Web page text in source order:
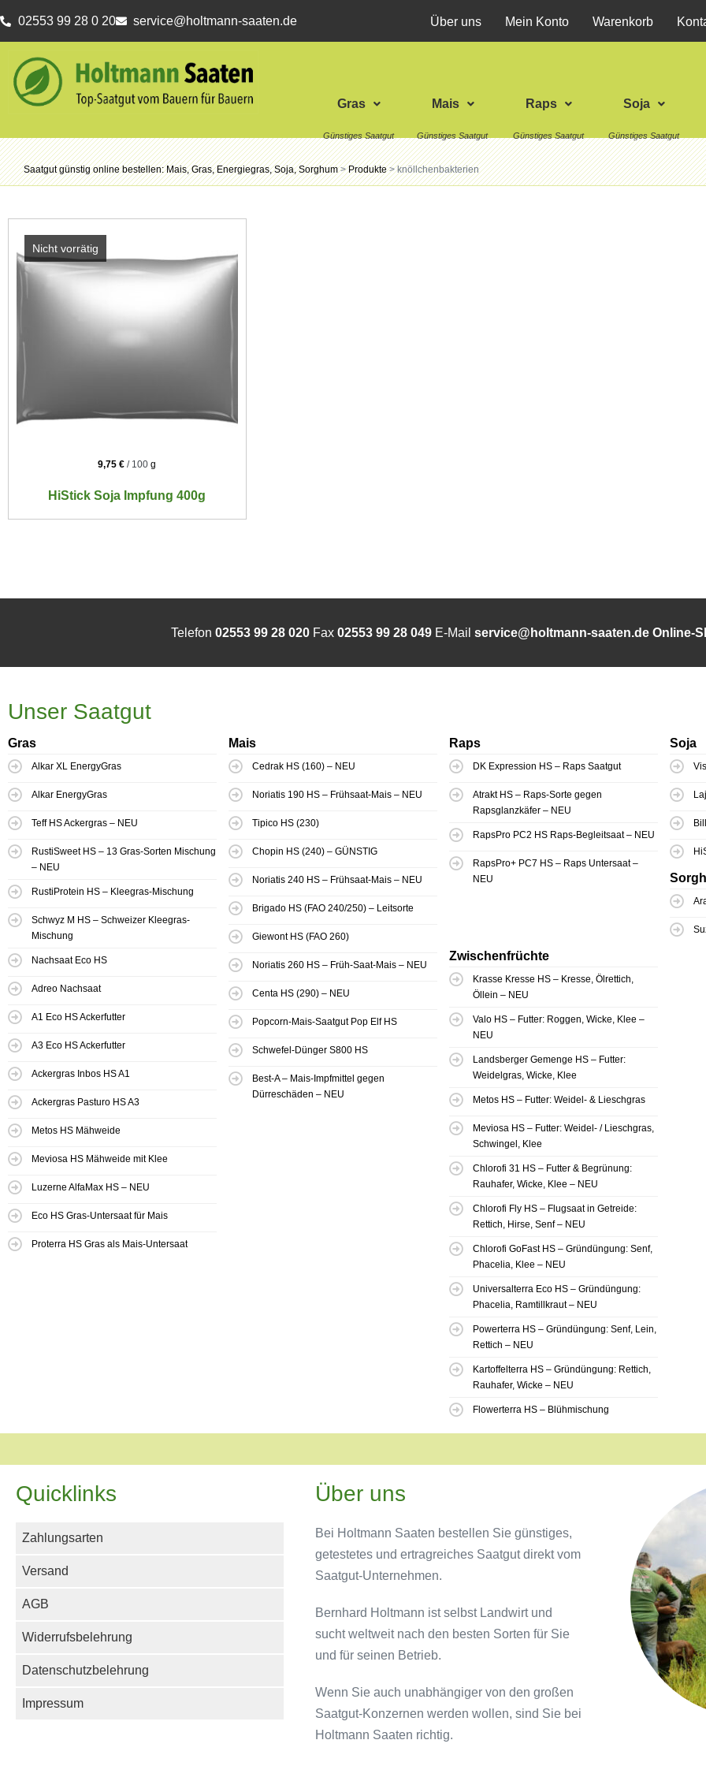
02553 99 28 0 20 service@holtmann-saaten.de Über uns Mein Konto Warenkorb
Gras Mais Raps Soja
Saatgut günstig online bestellen: Mais, Gras, Energiegras, Soja, Sorghum>Produkte>knöllchenbakterien
Nicht vorrätig
9,75€ / 100 g
HiStick Soja Impfung 400g
Telefon 02553 99 28 020 Fax 02553 99 28 049 E-Mail service@holtmann-saaten.de Online-
Unser Saatgut
Gras
Alkar XL EnergyGras
Alkar EnergyGras
Teff HS Ackergras – NEU
RustiSweet HS – 13 Gras-Sorten Mischung
– NEU
RustiProtein HS – Kleegras-Mischung
Schwyz M HS – Schweizer Kleegras-
Mischung
Nachsaat Eco HS
Adreo Nachsaat
A1 Eco HS Ackerfutter
A3 Eco HS Ackerfutter
Ackergras Inbos HS A1
Ackergras Pasturo HS A3
Metos HS Mähweide
Meviosa HS Mähweide mit Klee
Luzerne AlfaMax HS – NEU
Eco HS Gras-Untersaat für Mais
Proterra HS Gras als Mais-Untersaat
Mais
Cedrak HS (160) – NEU
Noriatis 190 HS – Frühsaat-Mais – NEU
Tipico HS (230)
Chopin HS (240) – GÜNSTIG
Noriatis 240 HS – Frühsaat-Mais – NEU
Brigado HS (FAO 240/250) – Leitsorte
Giewont HS (FAO 260)
Noriatis 260 HS – Früh-Saat-Mais – NEU
Centa HS (290) – NEU
Popcorn-Mais-Saatgut Pop Elf HS
Schwefel-Dünger S800 HS
Best-A – Mais-Impfmittel gegen
Dürreschäden – NEU
Raps
DK Expression HS – Raps Saatgut
Atrakt HS – Raps-Sorte gegen
Rapsglanzkäfer – NEU
RapsPro PC2 HS Raps-Begleitsaat – NEU
RapsPro+ PC7 HS – Raps Untersaat –
NEU
Soja
Zwischenfrüchte
Krasse Kresse HS – Kresse, Ölrettich,
Öllein – NEU
Valo HS – Futter: Roggen, Wicke, Klee –
NEU
Landsberger Gemenge HS – Futter:
Weidelgras, Wicke, Klee
Metos HS – Futter: Weidel- & Lieschgras
Meviosa HS – Futter: Weidel- / Lieschgras,
Schwingel, Klee
Chlorofi 31 HS – Futter & Begrünung:
Rauhafer, Wicke, Klee – NEU
Chlorofi Fly HS – Flugsaat in Getreide:
Rettich, Hirse, Senf – NEU
Chlorofi GoFast HS – Gründüngung: Senf,
Phacelia, Klee – NEU
Universalterra Eco HS – Gründüngung:
Phacelia, Ramtillkraut – NEU
Powerterra HS – Gründüngung: Senf, Lein,
Rettich – NEU
Kartoffelterra HS – Gründüngung: Rettich,
Rauhafer, Wicke – NEU
Flowerterra HS – Blühmischung
Quicklinks
Zahlungsarten
Versand
AGB
Widerrufsbelehrung
Datenschutzbelehrung
Impressum
Über uns
Bei Holtmann Saaten bestellen Sie günstiges,
getestetes und ertragreiches Saatgut direkt vom
Saatgut-Unternehmen.
Bernhard Holtmann ist selbst Landwirt und
sucht weltweit nach den besten Sorten für Sie
und für seinen Betrieb.
Wenn Sie auch unabhängiger von den großen
Saatgut-Konzernen werden wollen, sind Sie bei
Holtmann Saaten richtig.